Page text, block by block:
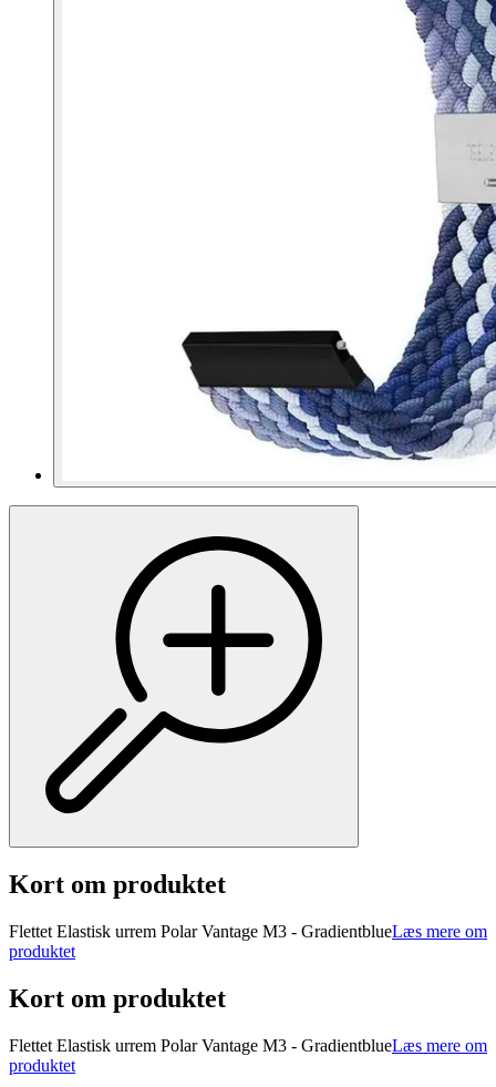
Kort om produktet
Flettet Elastisk urrem Polar Vantage M3 - GradientblueLæs mere om
produktet
Kort om produktet
Flettet Elastisk urrem Polar Vantage M3 - GradientblueLæs mere om
produktet